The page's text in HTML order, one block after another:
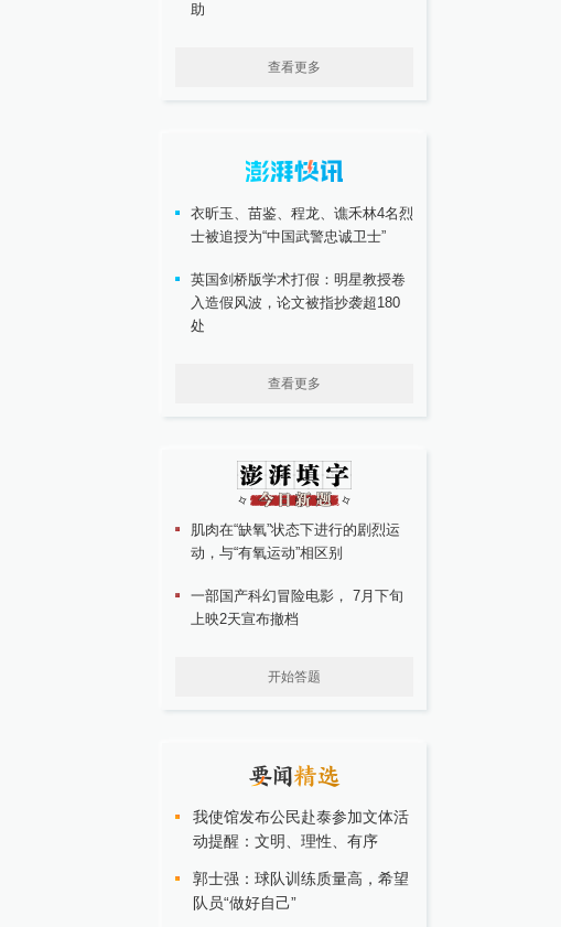
助
查看更多
衣昕玉、苗鉴、程龙、谯禾林4名烈
士被追授为“中国武警忠诚卫士”
英国剑桥版学术打假：明星教授卷
入造假风波，论文被指抄袭超180
处
查看更多
肌肉在“缺氧”状态下进行的剧烈运
动，与“有氧运动”相区别
一部国产科幻冒险电影， 7月下旬
上映2天宣布撤档
开始答题
我使馆发布公民赴泰参加文体活
动提醒：文明、理性、有序
郭士强：球队训练质量高，希望
队员“做好自己”